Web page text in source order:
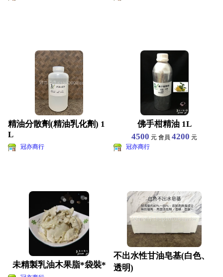
精油分散劑(精油乳化劑) 1
L
冠亦商行
佛手柑精油 1L
4500 元 會員4200 元
冠亦商行
未精製乳油木果脂*袋裝*
不出水性甘油皂基(白色、
透明)